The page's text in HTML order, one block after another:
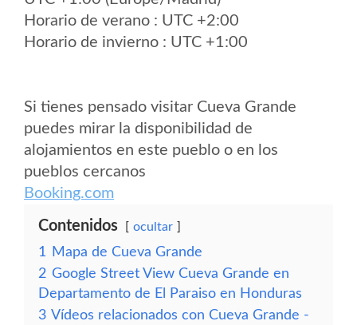
Horario de verano : UTC +2:00
Horario de invierno : UTC +1:00
Si tienes pensado visitar Cueva Grande
puedes mirar la disponibilidad de
alojamientos en este pueblo o en los
pueblos cercanos
Booking.com
Contenidos ocultar
1
Mapa de Cueva Grande
2 Google Street View Cueva Grande en
Departamento de El Paraiso en Honduras
3 Vídeos relacionados con Cueva Grande -